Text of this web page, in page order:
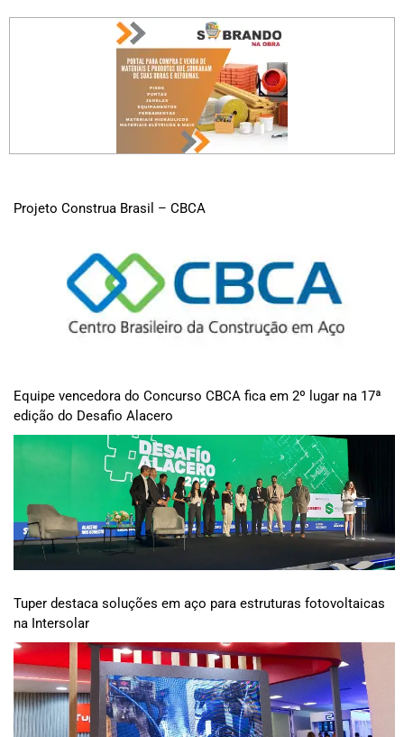
Projeto Construa Brasil – CBCA
Equipe vencedora do Concurso CBCA fica em 2º lugar na 17ª
edição do Desafio Alacero
Tuper destaca soluções em aço para estruturas fotovoltaicas
na Intersolar